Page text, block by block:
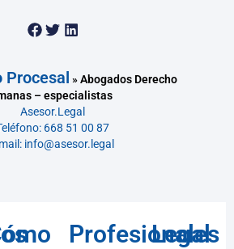
Procesal »Abogados Derecho
– especialistas
Asesor.Legal
668 51 00 87
info@asesor.legal
Profesionales
Legal